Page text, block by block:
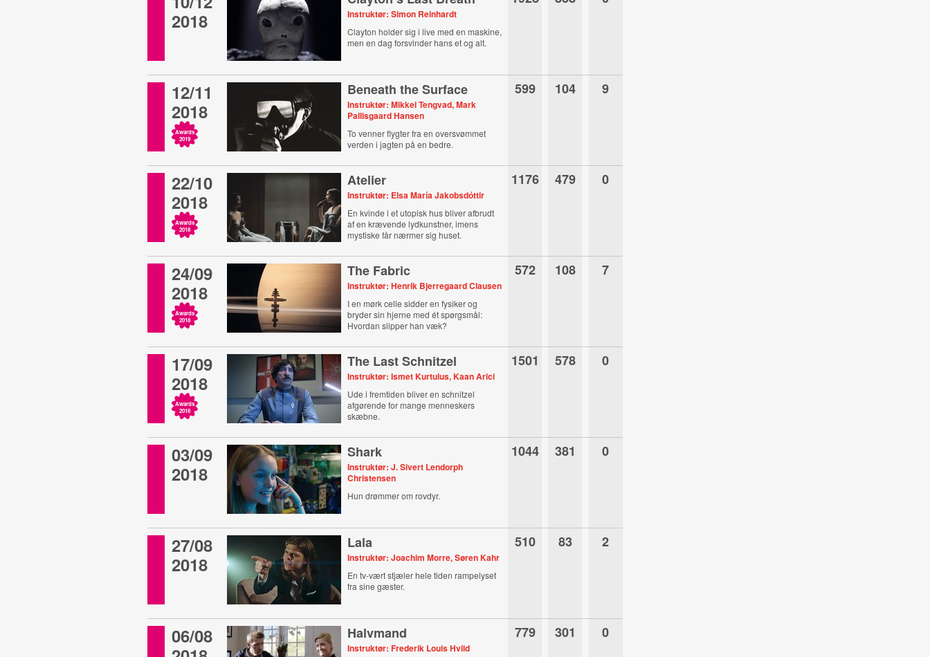
2018
Instruktør: Simon Reinhardt
Clayton holder sig i live med en maskine,
men en dag forsvinder hans et og alt.
12/11
2018
Awards
2019
Beneath the Surface
Instruktør: Mikkel Tengvad, Mark
Pallisgaard Hansen
To venner flygter fra en oversvømmet
verden i jagten på en bedre.
599 104 9
22/10
2018
Awards
2018
Atelier
Instruktør: Elsa María Jakobsdóttir
En kvinde i et utopisk hus bliver afbrudt
af en krævende lydkunstner, imens
mystiske får nærmer sig huset.
1176 479 0
24/09
2018
Awards
2018
The Fabric
Instruktør: Henrik Bjerregaard Clausen
I en mørk celle sidder en fysiker og
bryder sin hjerne med ét spørgsmål:
Hvordan slipper han væk?
572 108 7
17/09
2018
Awards
2018
The Last Schnitzel
Instruktør: Ismet Kurtulus, Kaan Arici
Ude i fremtiden bliver en schnitzel
afgørende for mange menneskers
skæbne.
1501 578 0
03/09
2018
Shark
Instruktør: J. Sivert Lendorph
Christensen
Hun drømmer om rovdyr.
1044 381 0
27/08
2018
Lala
Instruktør: Joachim Morre, Søren Kahr
En tv-vært stjæler hele tiden rampelyset
fra sine gæster.
510 83 2
06/08
Halvmand
Instruktør: Frederik Louis Hviid
779 301 0